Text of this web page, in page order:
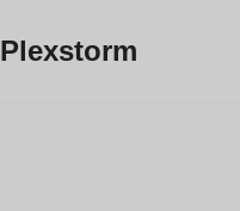
Plexstorm